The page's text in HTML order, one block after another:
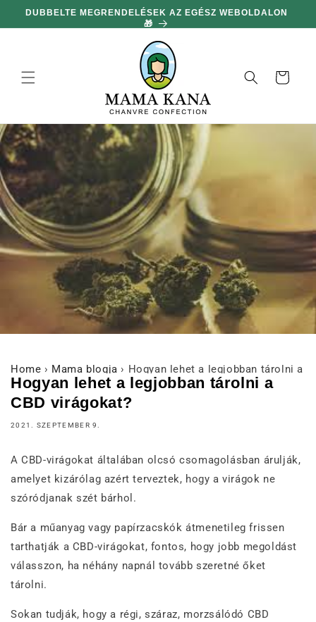
hagyni és
DUBBELTE MEGRENDELÉSEK AZ EGÉSZ WEBOLDALON
🎁
Kosár
Home › Mama blogja › Hogyan lehet a legjobban tárolni a
Hogyan lehet a legjobban tárolni a
CBD virágokat?
2021. SZEPTEMBER 9.
A CBD-virágokat általában olcsó csomagolásban árulják,
amelyet kizárólag azért terveztek, hogy a virágok ne
szóródjanak szét bárhol.
Bár a műanyag vagy papírzacskók átmenetileg frissen
tarthatják a CBD-virágokat, fontos, hogy jobb megoldást
válasszon, ha néhány napnál tovább szeretné őket
tárolni.
Sokan tudják, hogy a régi, száraz, morzsálódó CBD